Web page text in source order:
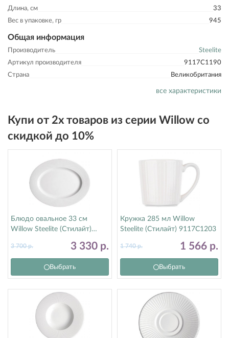
Длина, см
33
Вес в упаковке, гр
945
Общая информация
Производитель
Steelite
Артикул производителя
9117C1190
Страна
Великобритания
все характеристики
Купи от 2х товаров из серии Willow со
скидкой до 10%
Блюдо овальное 33 см
Willow Steelite (Стилайт)
3 330 р.
3 700р.
Выбрать
Кружка 285 мл Willow
Steelite (Стилайт) 9117C1203
1 566 р.
1 740р.
Выбрать